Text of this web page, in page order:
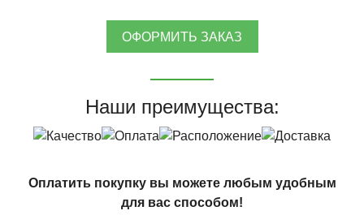
ОФОРМИТЬ ЗАКАЗ
Наши преимущества:
Оплатить покупку вы можете любым удобным
для вас способом!